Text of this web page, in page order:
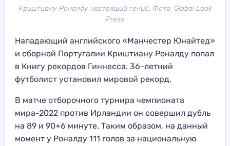
Криштиану Роналду настоящий гений. Фото: Global Look
Press
Нападающий английского «Манчестер Юнайтед»
и сборной Португалии Криштиану Роналду попал
в Книгу рекордов Гиннесса. 36-летний
футболист установил мировой рекорд.
В матче отборочного турнира чемпионата
мира-2022 против Ирландии он совершил дубль
на 89 и 90+6 минуте. Таким образом, на данный
момент у Роналду 111 голов за национальную